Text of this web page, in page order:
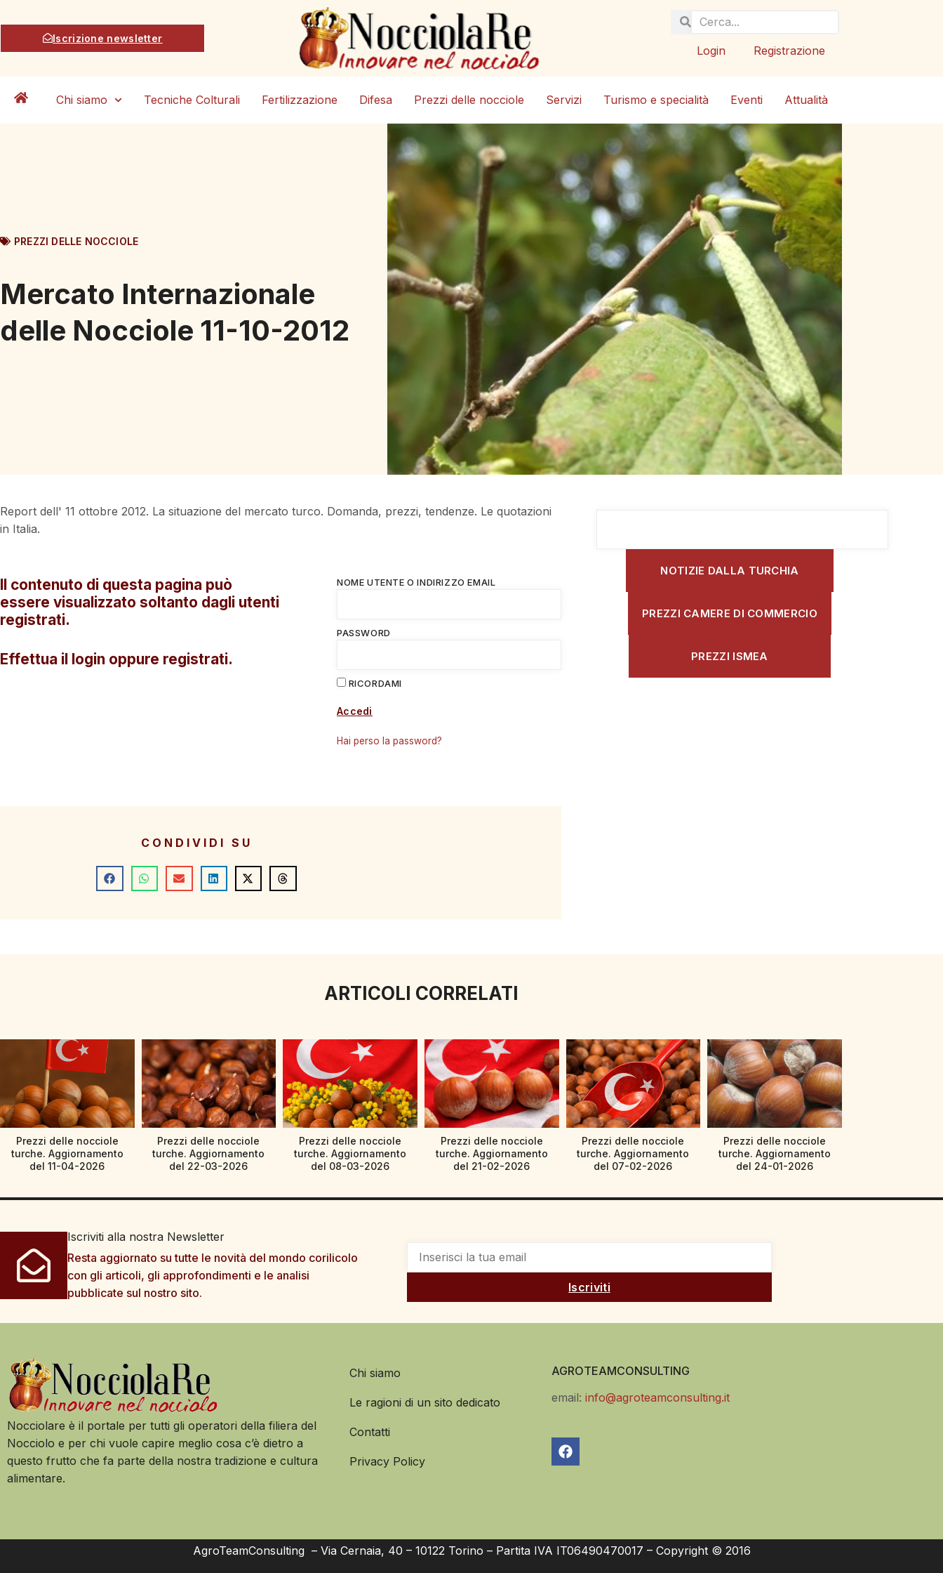
Iscrizione newsletter
Login Registrazione
Chi siamo Tecniche Colturali Fertilizzazione Difesa Prezzi delle nocciole Servizi Turismo e specialità Eventi Attualità
PREZZI DELLE NOCCIOLE
Mercato Internazionale
delle Nocciole 11-10-2012
Report dell' 11 ottobre 2012. La situazione del mercato turco. Domanda, prezzi, tendenze. Le quotazioni
in Italia.
Il contenuto di questa pagina può
essere visualizzato soltanto dagli utenti
registrati.
Effettua il login oppure registrati.
NOME UTENTE O INDIRIZZO EMAIL
PASSWORD
RICORDAMI
Accedi
Hai perso la password?
CONDIVIDI SU
NOTIZIE DALLA TURCHIA
PREZZI CAMERE DI COMMERCIO
PREZZI ISMEA
ARTICOLI CORRELATI
Prezzi delle nocciole
turche. Aggiornamento
del 11-04-2026
Prezzi delle nocciole
turche. Aggiornamento
del 22-03-2026
Prezzi delle nocciole
turche. Aggiornamento
del 08-03-2026
Prezzi delle nocciole
turche. Aggiornamento
del 21-02-2026
Prezzi delle nocciole
turche. Aggiornamento
del 07-02-2026
Prezzi delle nocciole
turche. Aggiornamento
del 24-01-2026
Iscriviti alla nostra Newsletter
Resta aggiornato su tutte le novità del mondo corilicolo
con gli articoli, gli approfondimenti e le analisi
pubblicate sul nostro sito.
Iscriviti
Nocciolare è il portale per tutti gli operatori della filiera del
Nocciolo e per chi vuole capire meglio cosa c’è dietro a
questo frutto che fa parte della nostra tradizione e cultura
alimentare.
Chi siamo
Le ragioni di un sito dedicato
Contatti
Privacy Policy
AGROTEAMCONSULTING
email:info@agroteamconsulting.it
AgroTeamConsulting – Via Cernaia, 40 – 10122 Torino – Partita IVA IT06490470017 – Copyright © 2016